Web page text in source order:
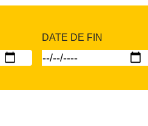
DATE DE FIN